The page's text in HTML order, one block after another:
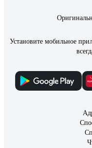
Установите мобильное